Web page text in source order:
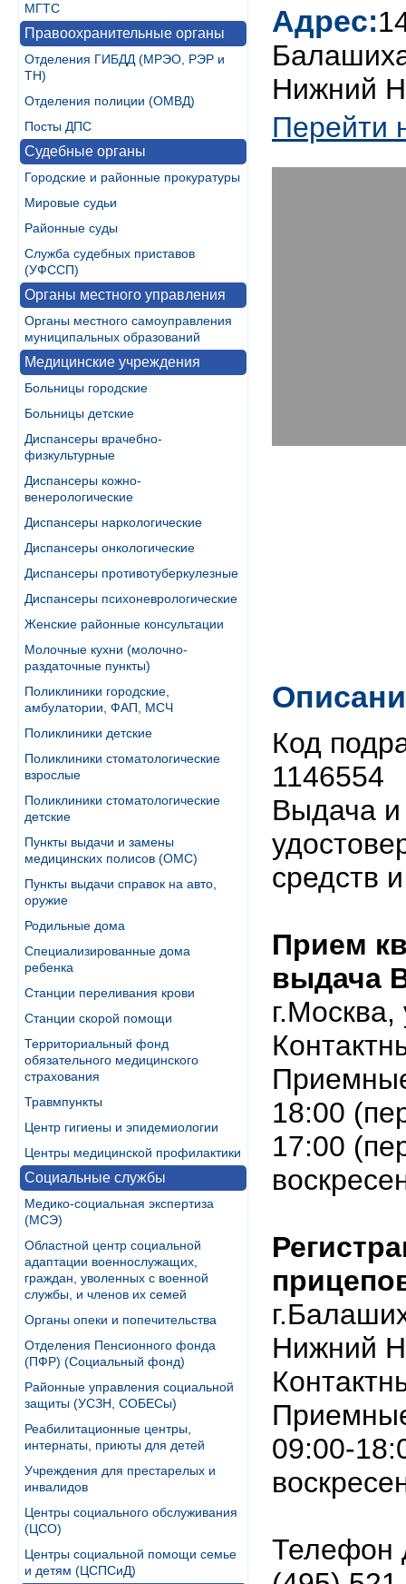
МГТС
Правоохранительные органы
Отделения ГИБДД (МРЭО, РЭР и
ТН)
Отделения полиции (ОМВД)
Посты ДПС
Судебные органы
Городские и районные прокуратуры
Мировые судьи
Районные суды
Служба судебных приставов
(УФССП)
Органы местного управления
Органы местного самоуправления
муниципальных образований
Медицинские учреждения
Больницы городские
Больницы детские
Диспансеры врачебно-
физкультурные
Диспансеры кожно-
венерологические
Диспансеры наркологические
Диспансеры онкологические
Диспансеры противотуберкулезные
Диспансеры психоневрологические
Женские районные консультации
Молочные кухни (молочно-
раздаточные пункты)
Поликлиники городские,
амбулатории, ФАП, МСЧ
Поликлиники детские
Поликлиники стоматологические
взрослые
Поликлиники стоматологические
детские
Пункты выдачи и замены
медицинских полисов (ОМС)
Пункты выдачи справок на авто,
оружие
Родильные дома
Специализированные дома
ребенка
Станции переливания крови
Станции скорой помощи
Территориальный фонд
обязательного медицинского
страхования
Травмпункты
Центр гигиены и эпидемиологии
Центры медицинской профилактики
Социальные службы
Медико-социальная экспертиза
(МСЭ)
Областной центр социальной
адаптации военнослужащих,
граждан, уволенных с военной
службы, и членов их семей
Органы опеки и попечительства
Отделения Пенсионного фонда
(ПФР) (Социальный фонд)
Районные управления социальной
защиты (УСЗН, СОБЕСы)
Реабилитационные центры,
интернаты, приюты для детей
Учреждения для престарелых и
инвалидов
Центры социального обслуживания
(ЦСО)
Центры социальной помощи семье
и детям (ЦСПСиД)
Адрес:
Нижний
Перейти
Код
1146554
Выдача и
средств
Прием
выдача
18:00
17:00
Нижний
09:00-
Телефон